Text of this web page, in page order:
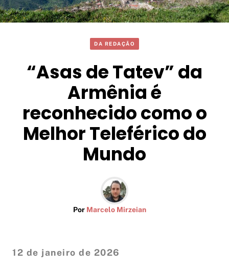
DA REDAÇÃO
“Asas de Tatev” da
Armênia é
reconhecido como o
Melhor Teleférico do
Mundo
Por Marcelo Mirzeian
12 de janeiro de 2026